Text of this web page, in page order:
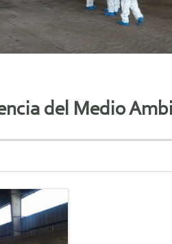
del Medio